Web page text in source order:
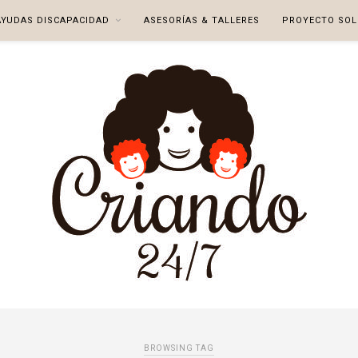
DISCAPACIDAD ASESORÍAS & TALLERES PROYECTO
BROWSING TAG